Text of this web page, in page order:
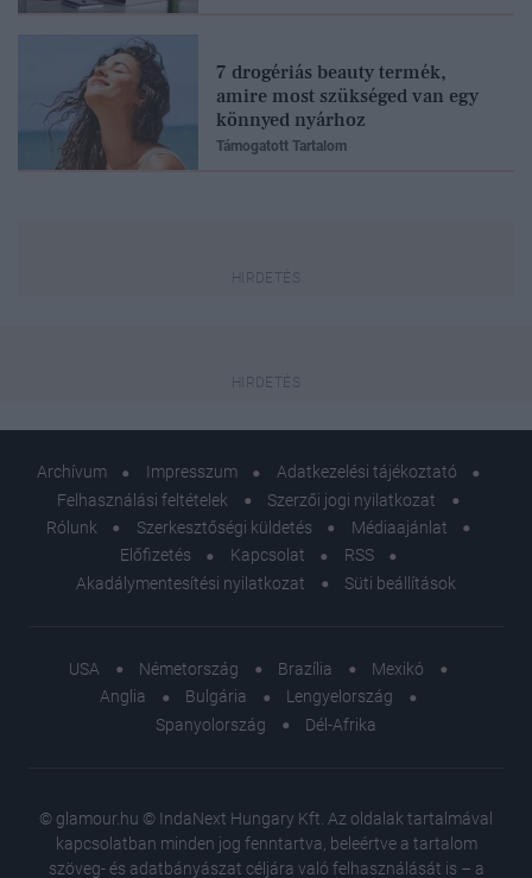
7 drogériás beauty termék,
amire most szükséged van egy
könnyed nyárhoz
Támogatott Tartalom
Archívum Impresszum
Adatkezelési tájékoztató
Felhasználási feltételek
Szerzői jogi nyilatkozat
Rólunk
Szerkesztőségi küldetés
Médiaajánlat
Előfizetés
Kapcsolat
RSS
Akadálymentesítési nyilatkozat
Süti beállítások
USA Németország Brazília
Mexikó
Anglia
Bulgária
Lengyelország
Spanyolország
Dél-Afrika
© glamour.hu © IndaNext Hungary Kft. Az oldalak tartalmával
kapcsolatban minden jog fenntartva, beleértve a tartalom
szöveg- és adatbányászat céljára való felhasználását is – a